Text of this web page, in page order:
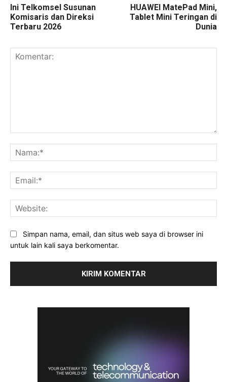
Ini Telkomsel Susunan
Komisaris dan Direksi
Terbaru 2026
HUAWEI MatePad Mini,
Tablet Mini Teringan di
Dunia
Simpan nama, email, dan situs web saya di browser ini
untuk lain kali saya berkomentar.